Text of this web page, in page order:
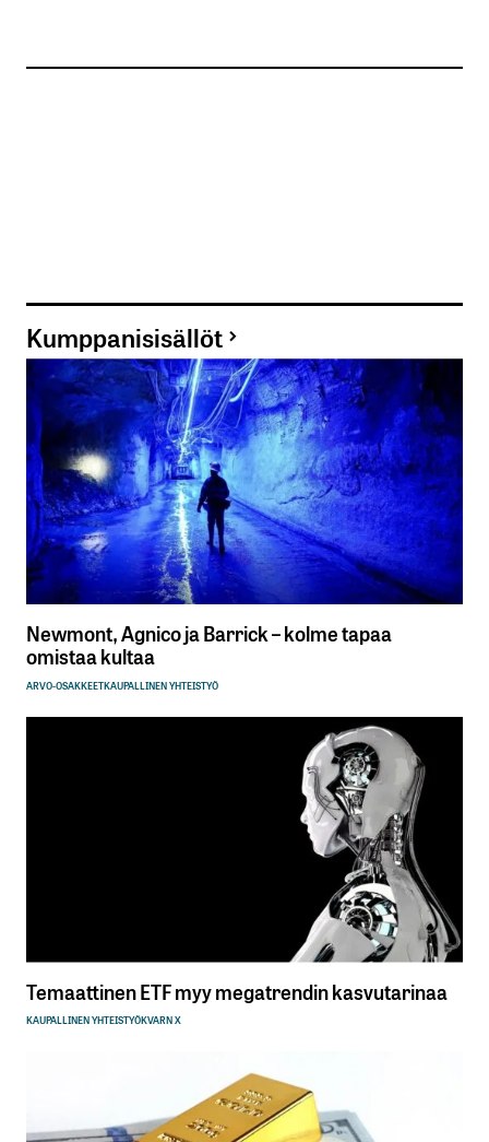
Kumppanisisällöt
Newmont, Agnico ja Barrick – kolme tapaa
omistaa kultaa
ARVO-OSAKKEETKAUPALLINEN YHTEISTYÖ
Temaattinen ETF myy megatrendin kasvutarinaa
KAUPALLINEN YHTEISTYÖKVARN X